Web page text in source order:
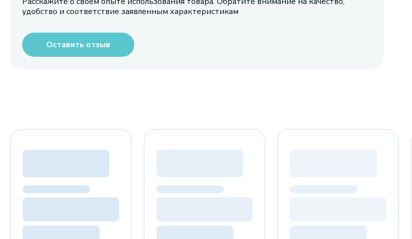
удобство и соответствие заявленным характеристикам
Оставить отзыв